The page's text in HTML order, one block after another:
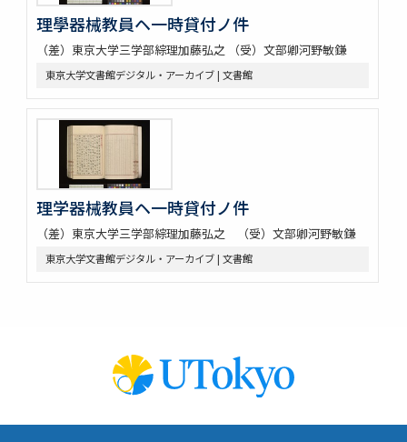
理學器械教員ヘ一時貸付ノ件
（差）東京大学三学部綜理加藤弘之 （受）文部卿河野敏鎌
東京大学文書館デジタル・アーカイブ | 文書館
理学器械教員ヘ一時貸付ノ件
（差）東京大学三学部綜理加藤弘之 （受）文部卿河野敏鎌
東京大学文書館デジタル・アーカイブ | 文書館